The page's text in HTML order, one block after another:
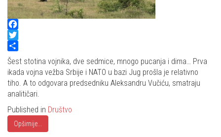
Facebook
Twitter
Share
Šest stotina vojnika, dve sedmice, mnogo pucanja i dima… Prva
ikada vojna vežba Srbije i NATO u bazi Jug prošla je relativno
tiho. A to odgovara predsedniku Aleksandru Vučiću, smatraju
analitičari.
Published in Društvo
Opširnije...